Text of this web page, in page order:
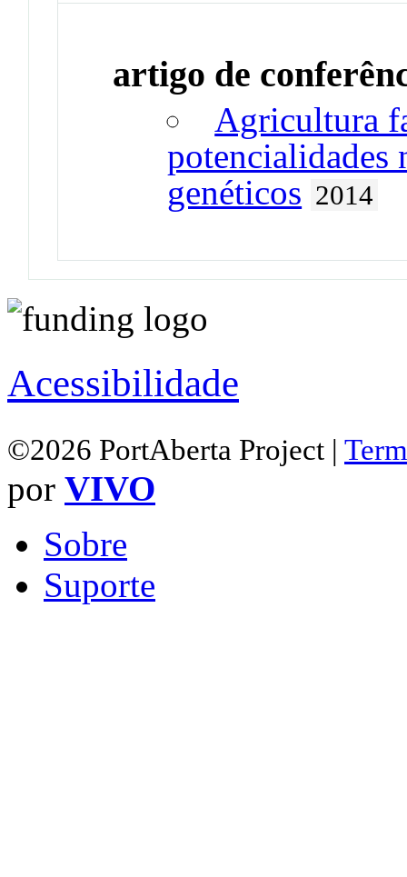
artigo de
Agricultura
potencialidades
genéticos 2014
Acessibilidade
©2026 PortAberta Project |
por VIVO
Sobre
Suporte